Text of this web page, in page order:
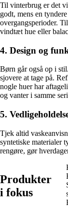
Til vinterbrug er det
godt, mens en
overgangsperioder.
vindtæt hue eller
4. Design og
Børn går også op i
sjovere at tage på.
nogle huer har
og vanter i samme
5.
Tjek altid
syntetiske materialer
rengøre, gør
Produkter
i fokus